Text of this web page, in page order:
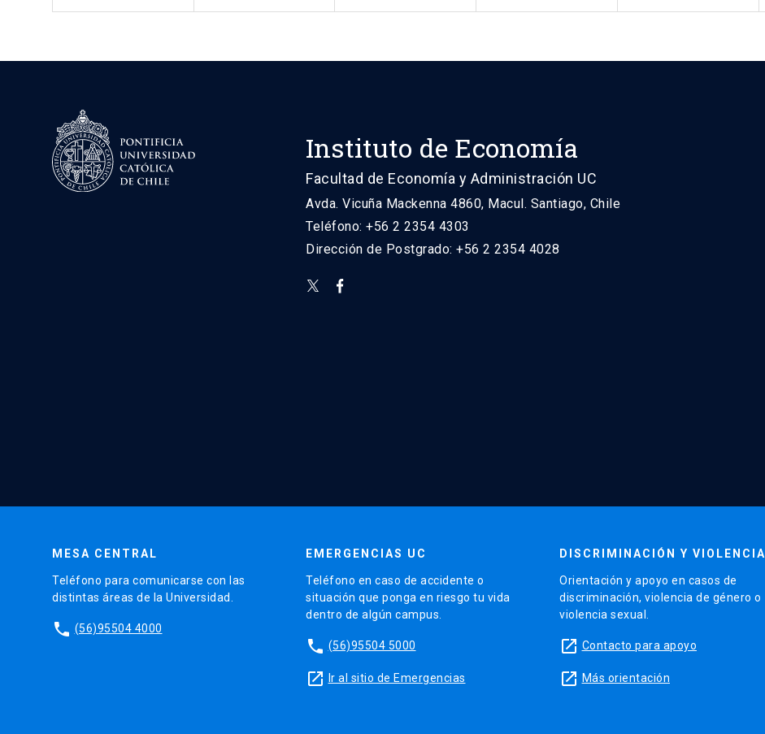
Instituto de Economía
Facultad de Economía y Administración UC
Avda. Vicuña Mackenna 4860, Macul. Santiago, Chile
Teléfono: +56 2 2354 4303
Dirección de Postgrado: +56 2 2354 4028
MESA CENTRAL
Teléfono para comunicarse con las
distintas áreas de la Universidad.
phone (56)95504 4000
EMERGENCIAS UC
Teléfono en caso de accidente o
situación que ponga en riesgo tu vida
dentro de algún campus.
phone (56)95504 5000
launch Ir al sitio de Emergencias
DISCRIMINACIÓN Y VIOLENCIA
Orientación y apoyo en casos de
discriminación, violencia de género o
violencia sexual.
launch Contacto para apoyo
launch Más orientación